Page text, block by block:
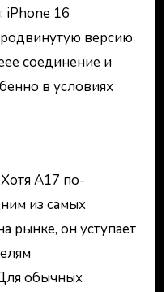
: iPhone 16
версию
соединение и
в условиях
A17 по-
из самых
рынке, он уступает
обычных